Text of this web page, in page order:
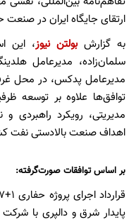
ارتقای جایگاه ایران در صنعت
به گزارشبولتن نیوز، این
سلمان‌زاده، مدیرعامل
مدیرعامل پدکس، در محل
توافق‌ها علاوه بر توسعه
مدیریتی، رویکرد راهبردی و
اهداف صنعت بالادستی نفت
بر اساس توافقات صورت‌گرفته: